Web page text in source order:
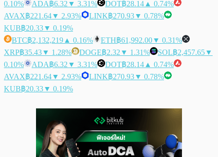
0.10%
ADA฿6.32 ▼ 3.31% DOT฿28.14 ▲ 0.74%
AVAX฿221.64▼ 2.93% LINK฿270.93▼ 0.78%
KUB฿20.33▼ 0.19%
BTC฿2,132,219 ▲ 0.16% ETH฿61,992.00▼ 0.31%
XRP฿35.43▼ 1.28% DOGE฿2.32 ▼ 1.31% SOL฿2,457.65▼
0.10%
ADA฿6.32 ▼ 3.31% DOT฿28.14 ▲ 0.74%
AVAX฿221.64▼ 2.93% LINK฿270.93▼ 0.78%
KUB฿20.33▼ 0.19%